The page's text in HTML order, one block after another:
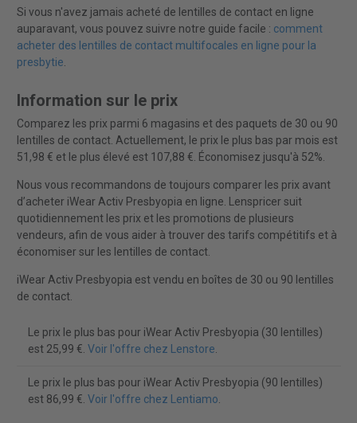
Si vous n'avez jamais acheté de lentilles de contact en ligne
auparavant, vous pouvez suivre notre guide facile : comment
acheter des lentilles de contact multifocales en ligne pour la
presbytie.
Information sur le prix
Comparez les prix parmi 6 magasins et des paquets de 30 ou 90
lentilles de contact. Actuellement, le prix le plus bas par mois est
51,98 € et le plus élevé est 107,88 €. Économisez jusqu'à 52%.
Nous vous recommandons de toujours comparer les prix avant
d’acheter iWear Activ Presbyopia en ligne. Lenspricer suit
quotidiennement les prix et les promotions de plusieurs
vendeurs, afin de vous aider à trouver des tarifs compétitifs et à
économiser sur les lentilles de contact.
iWear Activ Presbyopia est vendu en boîtes de 30 ou 90 lentilles
de contact.
Le prix le plus bas pour iWear Activ Presbyopia (30 lentilles)
est 25,99 €. Voir l'offre chez Lenstore.
Le prix le plus bas pour iWear Activ Presbyopia (90 lentilles)
est 86,99 €. Voir l'offre chez Lentiamo.